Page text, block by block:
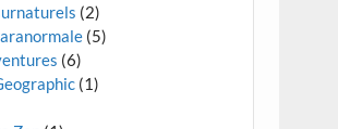
(2)
(5)
(6)
(1)